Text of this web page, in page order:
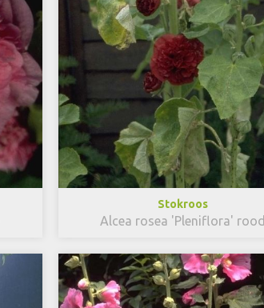
Stokroos
Alcea rosea 'Pleniflora' rood